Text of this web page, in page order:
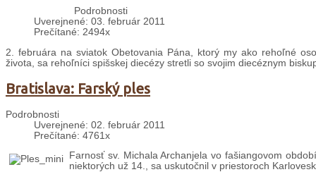
Podrobnosti
Uverejnené: 03. február 2011
Prečítané: 2494x
2. februára na sviatok Obetovania Pána, ktorý my ako rehoľné
života, sa rehoľníci spišskej diecézy stretli so svojim diecéznym
Bratislava: Farský ples
Podrobnosti
Uverejnené: 02. február 2011
Prečítané: 4761x
Farnosť sv. Michala Archanjela vo fašiangovom
niektorých už 14., sa uskutočnil v priestoroch